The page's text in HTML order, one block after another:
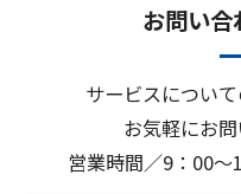
お問い合
サービスについ
お気軽にお問
営業時間／9：00～